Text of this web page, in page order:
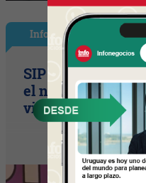
InfoNegocios Miami
SIP Connect
el nuevo
video + Tik Tok +